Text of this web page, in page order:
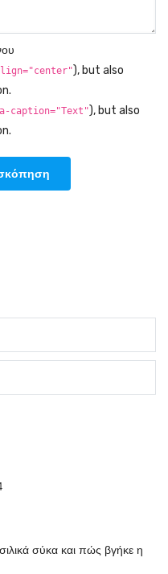
), but also
caption="Text"), but also
σύκα και πώς βγήκε η